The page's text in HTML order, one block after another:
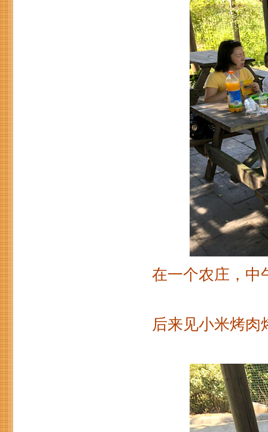
在一个农庄，中
后来见小米烤肉